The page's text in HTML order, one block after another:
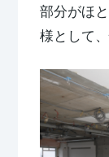
部分がほ
様として